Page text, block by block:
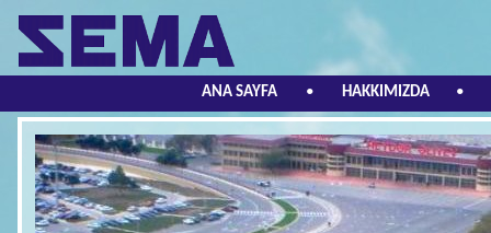
ANA SAYFA • HAKKIMIZDA •